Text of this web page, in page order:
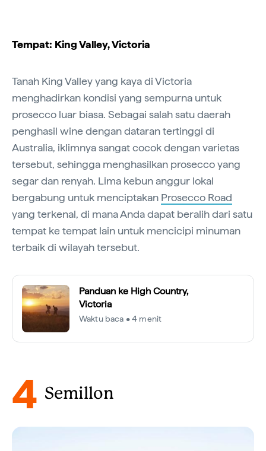
Tempat: King Valley, Victoria
Tanah King Valley yang kaya di Victoria
menghadirkan kondisi yang sempurna untuk
prosecco luar biasa. Sebagai salah satu daerah
penghasil wine dengan dataran tertinggi di
Australia, iklimnya sangat cocok dengan varietas
tersebut, sehingga menghasilkan prosecco yang
segar dan renyah. Lima kebun anggur lokal
bergabung untuk menciptakan Prosecco Road
yang terkenal, di mana Anda dapat beralih dari satu
tempat ke tempat lain untuk mencicipi minuman
terbaik di wilayah tersebut.
Panduan ke High Country,
Victoria
Waktu baca • 4 menit
4 Semillon